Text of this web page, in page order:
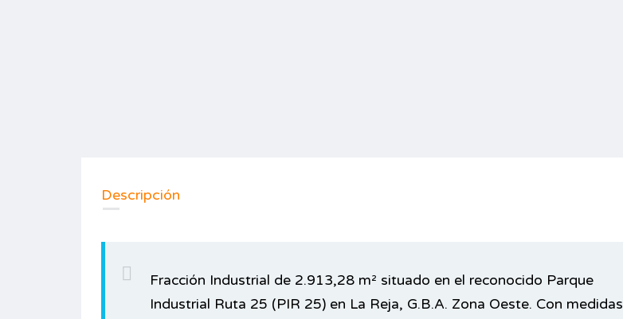
Descripción
Fracción Industrial de 2.913,28 m² situado en el reconocido Parque
Industrial Ruta 25 (PIR 25) en La Reja, G.B.A. Zona Oeste. Con medidas